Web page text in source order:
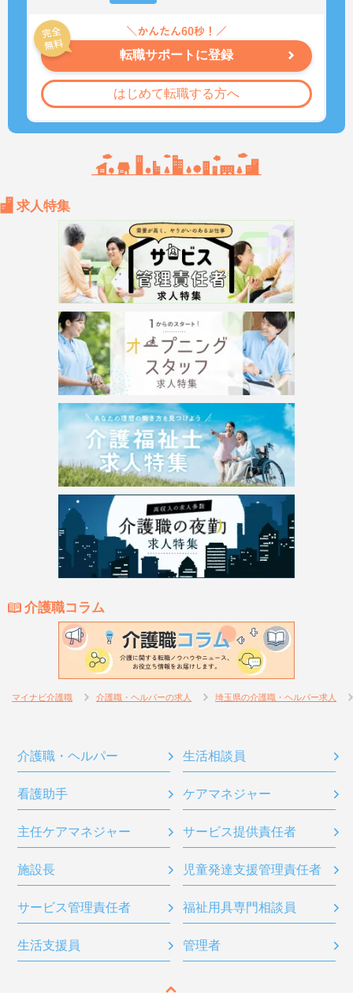
転職サポートに登録
はじめて転職する方へ
求人特集
介護職コラム
マイナビ介護職 介護職・ヘルパーの求人 埼玉県の介護職・ヘルパー求人
介護職・ヘルパー 生活相談員
看護助手 ケアマネジャー
主任ケアマネジャー サービス提供責任者
施設長 児童発達支援管理責任者
サービス管理責任者 福祉用具専門相談員
生活支援員 管理者